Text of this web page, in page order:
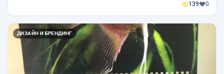
139 0
ДИЗАЙН И БРЕНДИНГ